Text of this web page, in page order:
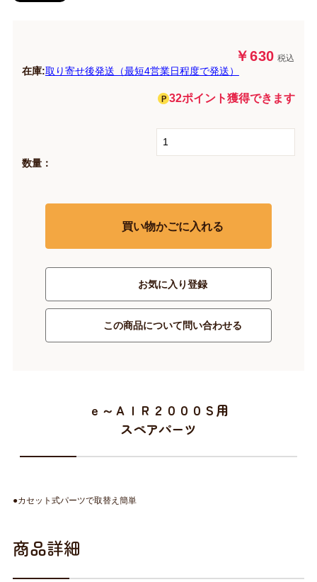
￥630 税込
在庫:取り寄せ後発送（最短4営業日程度で発送）
32ポイント獲得できます
数量：
買い物かごに入れる
お気に入り登録
この商品について問い合わせる
ｅ～ＡＩＲ２０００Ｓ用
スペアパーツ
●カセット式パーツで取替え簡単
商品詳細